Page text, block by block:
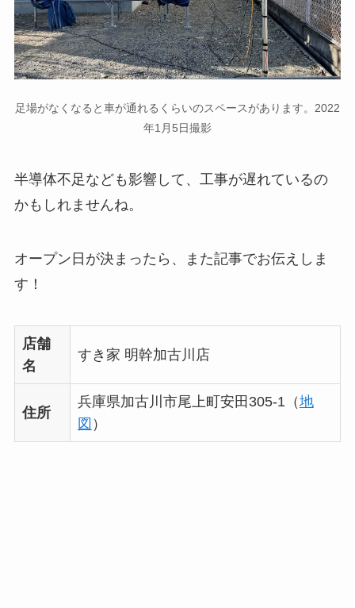
足場がなくなると車が通れるくらいのスペースがあります。2022
年1月5日撮影
半導体不足なども影響して、工事が遅れているの
かもしれませんね。
オープン日が決まったら、また記事でお伝えしま
す！
店舗
名
すき家 明幹加古川店
住所
兵庫県加古川市尾上町安田305-1（地
図 ）